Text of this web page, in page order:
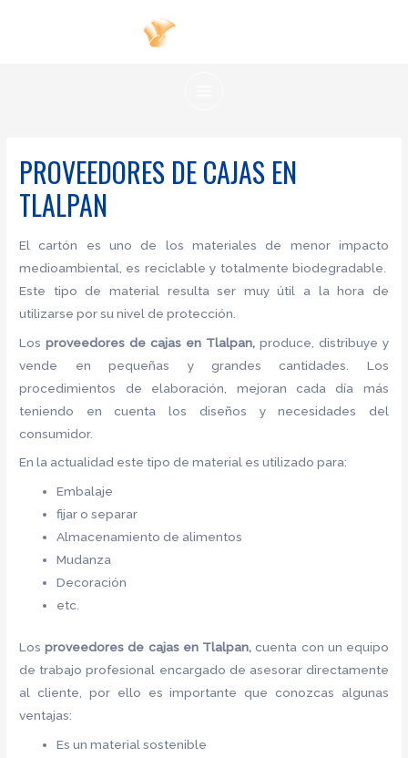
PROVEEDORES DE CAJAS EN
TLALPAN
El cartón es uno de los materiales de menor impacto
medioambiental, es reciclable y totalmente biodegradable.
Este tipo de material resulta ser muy útil a la hora de
utilizarse por su nivel de protección.
Los proveedores de cajas en Tlalpan, produce, distribuye y
vende en pequeñas y grandes cantidades. Los
procedimientos de elaboración, mejoran cada día más
teniendo en cuenta los diseños y necesidades del
consumidor.
En la actualidad este tipo de material es utilizado para:
Embalaje
fijar o separar
Almacenamiento de alimentos
Mudanza
Decoración
etc.
Losproveedores de cajasen Tlalpan,cuenta con un equipo
de trabajo profesional encargado de asesorar directamente
al cliente, por ello es importante que conozcas algunas
ventajas:
Es un material sostenible